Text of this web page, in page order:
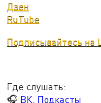
Дзен
RuTube
Подписывайтесь на
Где слушать:
🎧 ВК. Подкасты